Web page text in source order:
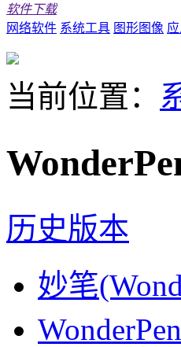
软件下载
网络软件 系统工具 图形图像
当前位置：
历史版本
妙笔